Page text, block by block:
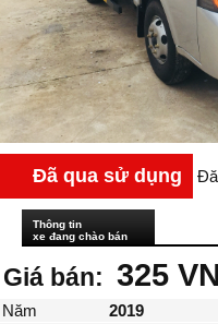
Đã qua sử dụng
Thông tin
xe đang chào bán
Giá bán: 325
Năm
2019